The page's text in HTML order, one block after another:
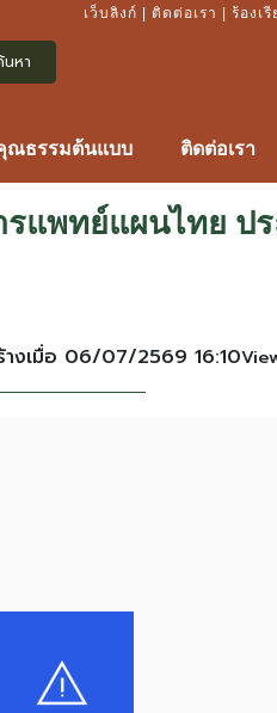
เว็บลิงก์ ติดต่อเรา ร้องเ
ณธรรมต้นแบบ ติดต่อเรา
แพทย์แผนไทย ปร
างเมื่อ 06/07/2569 16:10